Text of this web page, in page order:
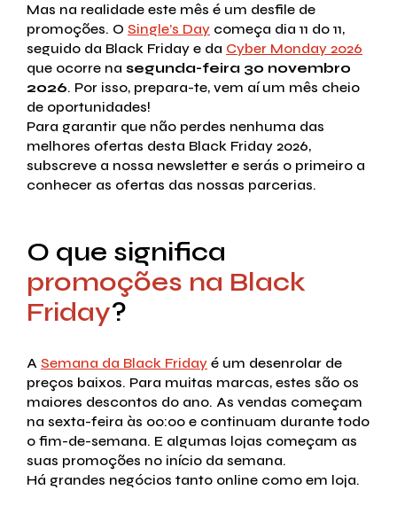
Mas na realidade este mês é um desfile de
promoções. O Single’s Day começa dia 11 do 11,
seguido da Black Friday e da Cyber Monday 2026
que ocorre na segunda-feira 30 novembro
2026. Por isso, prepara-te, vem aí um mês cheio
de oportunidades!
Para garantir que não perdes nenhuma das
melhores ofertas desta Black Friday 2026,
subscreve a nossa newsletter e serás o primeiro a
conhecer as ofertas das nossas parcerias.
O que significa
promoções na Black
Friday?
A Semana da Black Friday é um desenrolar de
preços baixos. Para muitas marcas, estes são os
maiores descontos do ano. As vendas começam
na sexta-feira às 00:00 e continuam durante todo
o fim-de-semana. E algumas lojas começam as
suas promoções no início da semana.
Há grandes negócios tanto online como em loja.